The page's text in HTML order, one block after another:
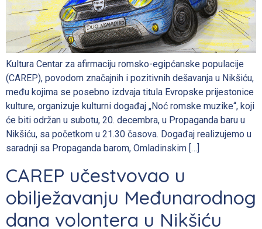
Kultura Centar za afirmaciju romsko-egipćanske populacije
(CAREP), povodom značajnih i pozitivnih dešavanja u Nikšiću,
među kojima se posebno izdvaja titula Evropske prijestonice
kulture, organizuje kulturni događaj „Noć romske muzike“, koji
će biti održan u subotu, 20. decembra, u Propaganda baru u
Nikšiću, sa početkom u 21.30 časova. Događaj realizujemo u
saradnji sa Propaganda barom, Omladinskim […]
CAREP učestvovao u
obilježavanju Međunarodnog
dana volontera u Nikšiću